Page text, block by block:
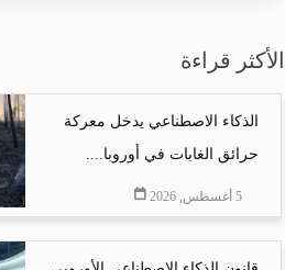
الأكثر قراءة
الذكاء الاصطناعي يدخل معركة
حرائق الغابات في أوروبا....
5 أغسطس, 2026